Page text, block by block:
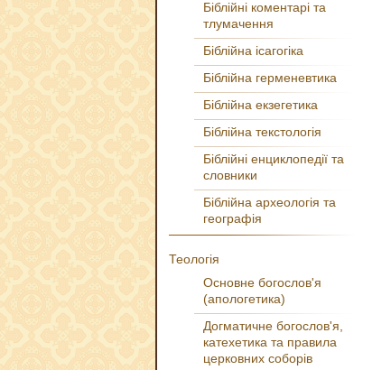
Біблійні коментарі та
тлумачення
Біблійна ісагогіка
Біблійна герменевтика
Біблійна екзегетика
Біблійна текстологія
Біблійні енциклопедії та
словники
Біблійна археологія та
географія
Теологія
Основне богослов'я
(апологетика)
Догматичне богослов'я,
катехетика та правила
церковних соборів